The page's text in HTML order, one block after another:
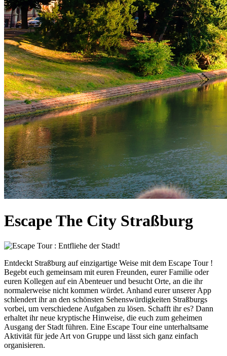
Escape The City Straßburg
Entdeckt Straßburg auf einzigartige Weise mit dem Escape Tour !
Begebt euch gemeinsam mit euren Freunden, eurer Familie oder
euren Kollegen auf ein Abenteuer und besucht Orte, an die ihr
normalerweise nicht kommen würdet. Anhand eurer unserer App
schlendert ihr an den schönsten Sehenswürdigkeiten Straßburgs
vorbei, um verschiedene Aufgaben zu lösen. Schafft ihr es? Dann
erhaltet ihr neue kryptische Hinweise, die euch zum geheimen
Ausgang der Stadt führen. Eine Escape Tour eine unterhaltsame
Aktivität für jede Art von Gruppe und lässt sich ganz einfach
organisieren.